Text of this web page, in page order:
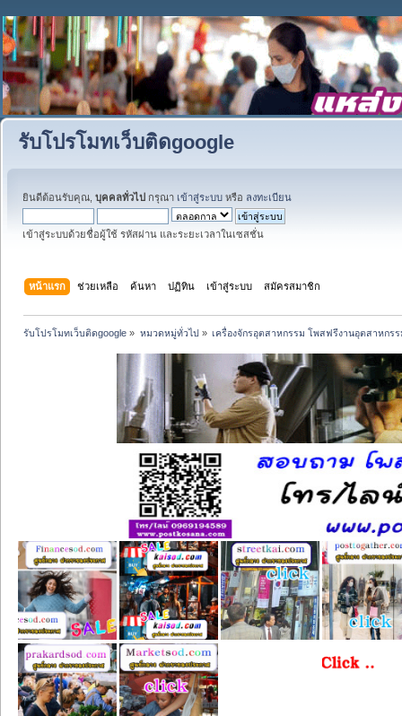
รับโปรโมทเว็บติดgoogle
ยินดีต้อนรับคุณ, บุคคลทั่วไป กรุณา เข้าสู่ระบบ หรือ ลงทะเบียน
เข้าสู่ระบบด้วยชื่อผู้ใช้ รหัสผ่าน และระยะเวลาในเซสชั่น
หน้าแรก ช่วยเหลือ ค้นหา ปฏิทิน เข้าสู่ระบบ สมัครสมาชิก
รับโปรโมทเว็บติดgoogle » หมวดหมู่ทั่วไป» เครื่องจักรอุตสาหกรรม โพสฟรีงานอุตสาหกร